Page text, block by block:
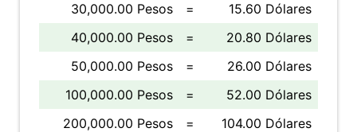
30,000.00 Pesos
=
15.60 Dólares
40,000.00 Pesos
=
20.80 Dólares
50,000.00 Pesos
=
26.00 Dólares
100,000.00 Pesos
=
52.00 Dólares
200,000.00 Pesos
= 104.00 Dólares